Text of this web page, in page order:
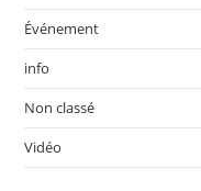
Événement
info
Non classé
Vidéo